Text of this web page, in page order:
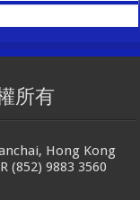
所有
Hong Kong
(852) 9883 3560